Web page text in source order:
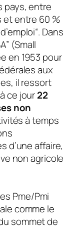
pays, entre
et entre 60 %
“. Dans
(Small
en 1953 pour
aux
il ressort
ce jour22
non
à temps
d’une affaire,
non agricole
Pme/Pmi
comme le
sommet de